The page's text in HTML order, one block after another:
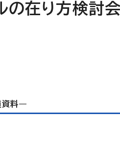
の在り方検討
資料